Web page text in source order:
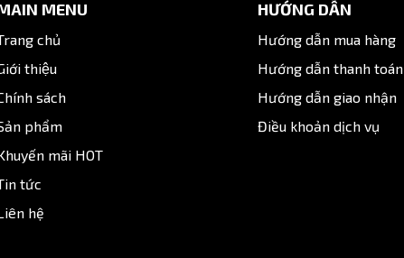
MENU
chủ
thiệu
sách
phẩm
mãi HOT
tức
hệ
HƯỚNG DẪN
Hướng dẫn mua hàng
Hướng dẫn thanh toán
Hướng dẫn giao nhận
Điều khoản dịch vụ